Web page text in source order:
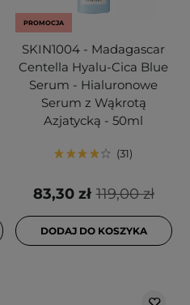
PROMOCJA
SKIN1004 - Madagascar
Centella Hyalu-Cica Blue
Serum - Hialuronowe
Serum z Wąkrotą
Azjatycką - 50ml
31
119,00 zł
83,30 zł
DODAJ DO KOSZYKA